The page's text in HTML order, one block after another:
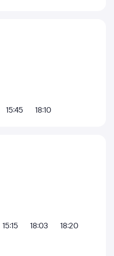
15:45 18:10
15:15 18:03
18:20